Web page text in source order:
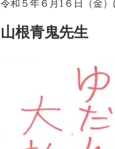
令和５年６月1６日（金
山根青鬼先生